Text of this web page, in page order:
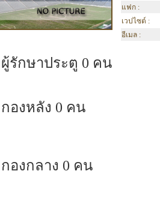
แฟก :
เวปไซต์ :
อีเมล :
ผู้รักษาประตู 0 คน
กองหลัง 0 คน
กองกลาง 0 คน